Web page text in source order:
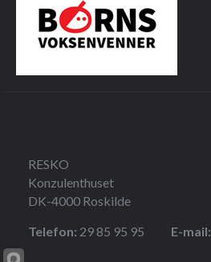
RESKO
Konzulenthuset
DK-4000 Roskilde
Telefon: 29 85 95 95 E-mail: